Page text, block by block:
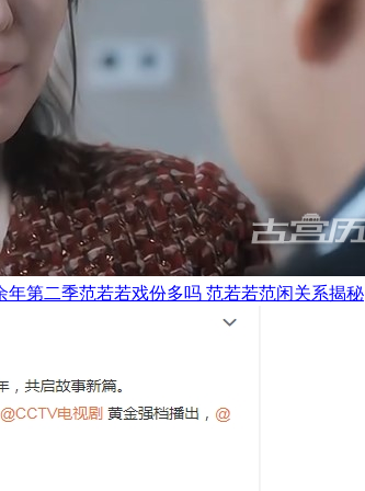
年第二季范若若戏份多吗 范若若范闲关系揭秘